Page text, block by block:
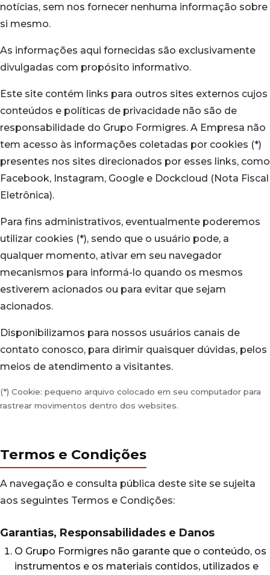
notícias, sem nos fornecer nenhuma informação sobre
si mesmo.
As informações aqui fornecidas são exclusivamente
divulgadas com propósito informativo.
Este site contém links para outros sites externos cujos
conteúdos e políticas de privacidade não são de
responsabilidade do Grupo Formigres. A Empresa não
tem acesso às informações coletadas por cookies (*)
presentes nos sites direcionados por esses links, como
Facebook, Instagram, Google e Dockcloud (Nota Fiscal
Eletrônica).
Para fins administrativos, eventualmente poderemos
utilizar cookies (*), sendo que o usuário pode, a
qualquer momento, ativar em seu navegador
mecanismos para informá-lo quando os mesmos
estiverem acionados ou para evitar que sejam
acionados.
Disponibilizamos para nossos usuários canais de
contato conosco, para dirimir quaisquer dúvidas, pelos
meios de atendimento a visitantes.
(*) Cookie: pequeno arquivo colocado em seu computador para
rastrear movimentos dentro dos websites.
Termos e Condições
A navegação e consulta pública deste site se sujeita
aos seguintes Termos e Condições:
Garantias, Responsabilidades e Danos
O Grupo Formigres não garante que o conteúdo, os
instrumentos e os materiais contidos, utilizados e